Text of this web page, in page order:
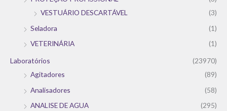
VESTUÁRIO DESCARTÁVEL
(3)
Seladora
(1)
VETERINÁRIA
(1)
Laboratórios
(23970)
Agitadores
(89)
Analisadores
(58)
ANALISE DE AGUA
(295)